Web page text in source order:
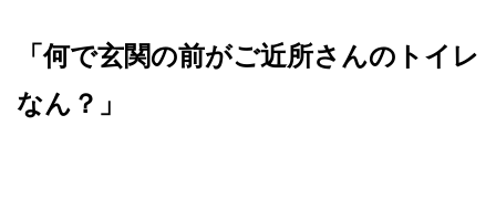
「何で玄関の前がご近所さんのトイレ
なん？」